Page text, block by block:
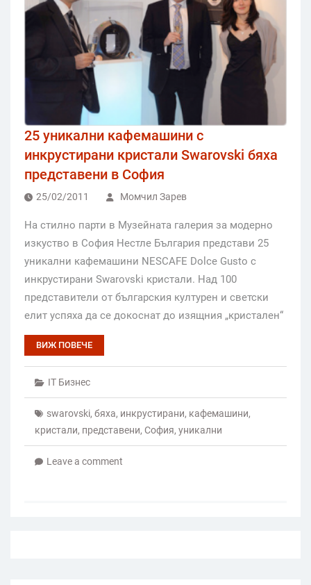
25 уникални кафемашини с
инкрустирани кристали Swarovski бяха
представени в София
25/02/2011 Момчил Зарев
На стилно парти в Музейната галерия за модерно
изкуство в София Нестле България представи 25
уникални кафемашини NESCAFE Dolce Gusto с
инкрустирани Swarovski кристали. Над 100
представители от българския културен и светски
елит успяха да се докоснат до изящния „кристален“
ВИЖ ПОВЕЧЕ
IT Бизнес
swarovski, бяха, инкрустирани, кафемашини,
кристали, представени, София, уникални
Leave a comment